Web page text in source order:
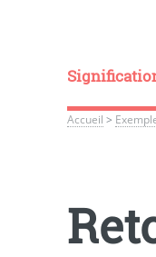
Accueil >